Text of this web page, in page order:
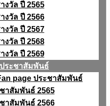
งวัล ปี 2565
งวัล ปี 2566
งวัล ปี 2567
งวัล ปี 2568
งวัล ปี 2569
ระชาสัมพันธ์
page ประชาสัมพันธ์
าสัมพันธ์ 2565
าสัมพันธ์ 2566